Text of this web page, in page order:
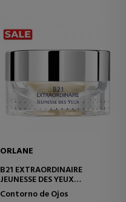
ORLANE
B21 EXTRAORDINAIRE
JEUNESSE DES YEUX
CONTORNO DE OJOS
Contorno de Ojos